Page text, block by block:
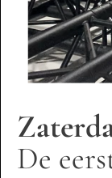
De